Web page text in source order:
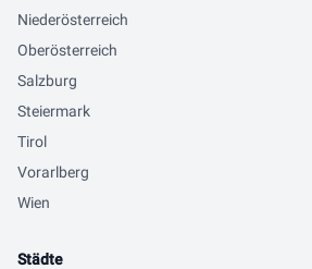
Niederösterreich
Oberösterreich
Salzburg
Steiermark
Tirol
Vorarlberg
Wien
Städte